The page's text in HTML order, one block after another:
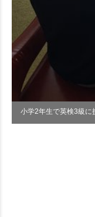
小学2年生で英検3級に